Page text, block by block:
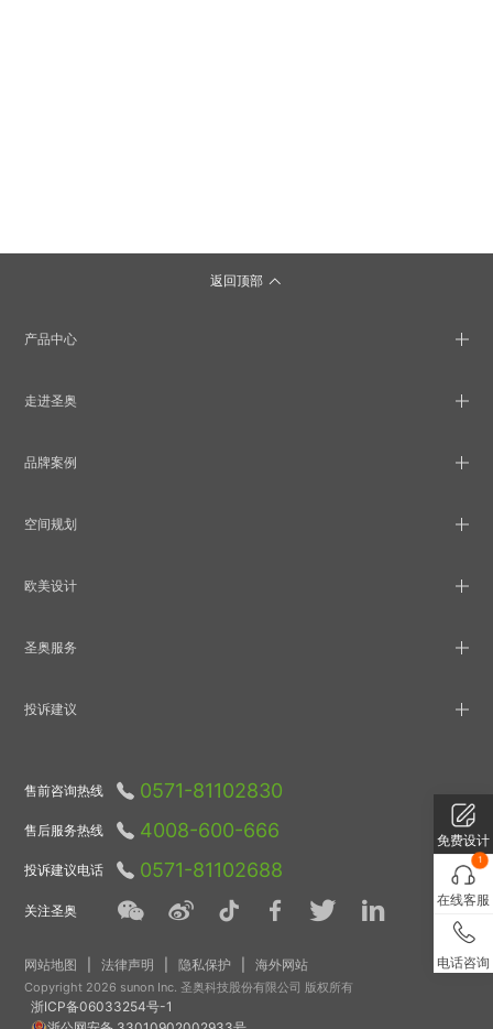
免费设计
1
在线客服
电话咨询
返回顶部
产品中心
走进圣奥
品牌案例
空间规划
欧美设计
圣奥服务
投诉建议
售前咨询热线 0571-81102830
售后服务热线 4008-600-666
投诉建议电话 0571-81102688
关注圣奥
网站地图 法律声明 隐私保护 海外网站
Copyright 2026 sunon Inc. 圣奥科技股份有限公司 版权所有
浙ICP备06033254号-1